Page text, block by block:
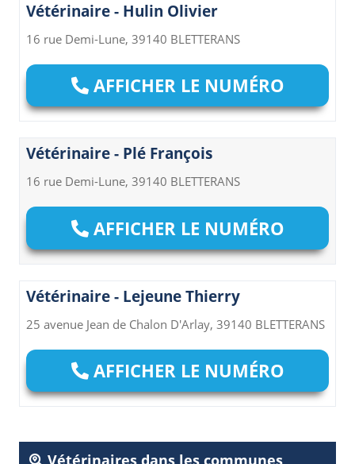
Vétérinaire - Hulin Olivier
16 rue Demi-Lune, 39140 BLETTERANS
AFFICHER LE NUMÉRO
Vétérinaire - Plé François
16 rue Demi-Lune, 39140 BLETTERANS
AFFICHER LE NUMÉRO
Vétérinaire - Lejeune Thierry
25 avenue Jean de Chalon D'Arlay, 39140 BLETTERANS
AFFICHER LE NUMÉRO
Vétérinaires dans les communes